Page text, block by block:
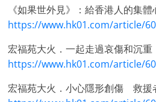
《如果世外見》：給香港人的集
https://www.hk01.com/article/
宏福苑大火．一起走過哀傷和沉
https://www.hk01.com/article/
宏福苑大火．小心隱形創傷 救援